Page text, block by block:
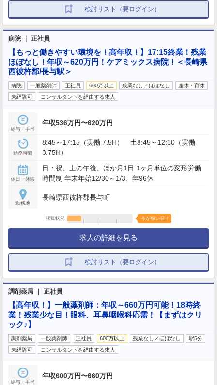
検討リスト（要ログイン）
病院 ｜ 正社員
【もっと働きやすい環境を！高年収！】17:15終業！残業
ほぼなし！年収～620万円！ケアミックス病院！＜長崎県
西彼杵郡/長与駅＞
病院 一般薬剤師 正社員 600万以上 残業なし／ほぼなし
産休・育休
未経験可
コンサルタントを経由する求人
給与・手当
年収536万円〜620万円
勤務時間
8:45～17:15（実働 7.5H） 土8:45～12:30（実働
3.75H）
休日・休暇
日・祝、土の午後、ほか月1日 1ヶ月単位の変形労働
時間制 年末年始12/30～1/3、年96休
勤務地
長崎県西彼杵郡長与町
閲覧状況 今が狙い目！
求人の詳細を見る
検討リスト（要ログイン）
調剤薬局 ｜ 正社員
【高年収！】一般薬剤師：年収～660万円可能！18時終
業！残業少な目！眼科、耳鼻咽喉科応需！【まずはクリ
ック♪】
調剤薬局 一般薬剤師 正社員 600万以上 残業なし／ほぼなし
駅5分
未経験可
コンサルタントを経由する求人
給与・手当
年収600万円〜660万円